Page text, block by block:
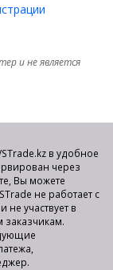
и не является
в удобное
через
Вы можете
не работает с
участвует в
заказчикам.